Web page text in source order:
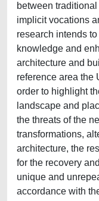
between
implicit vocations
research intends
knowledge and
architecture and
reference area the
order to highlight
landscape and
the threats of the
transformations,
architecture, the
for the recovery
unique and
accordance with